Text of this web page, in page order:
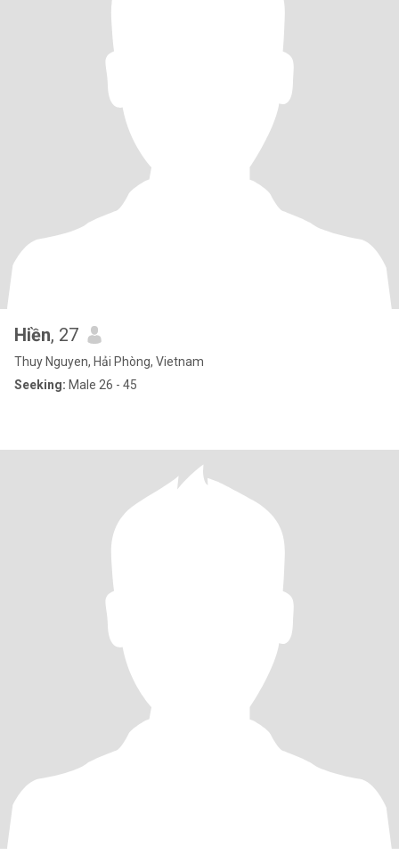
Hiền, 27
Thuy Nguyen, Hải Phòng, Vietnam
Seeking: Male 26 - 45